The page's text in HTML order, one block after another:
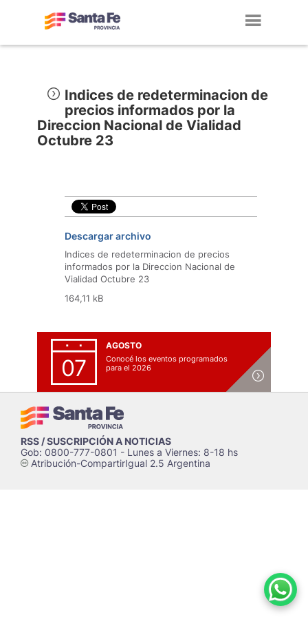
Indices de redeterminacion de
precios informados por la
Direccion Nacional de Vialidad
Octubre 23
Descargar archivo
Indices de redeterminacion de precios
informados por la Direccion Nacional de
Vialidad Octubre 23
164,11 kB
07
AGOSTO
Conocé los eventos programados
para el 2026
RSS / SUSCRIPCIÓN A NOTICIAS
Gob: 0800-777-0801 - Lunes a Viernes: 8-18 hs
cAtribución-CompartirIgual 2.5 Argentina